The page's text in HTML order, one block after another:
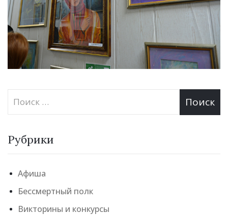
Рубрики
Афиша
Бессмертный полк
Викторины и конкурсы